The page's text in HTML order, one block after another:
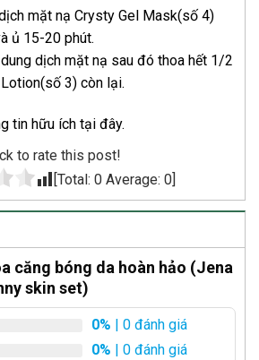
mặt nạ Crysty Gel Mask(số 4)
ủ 15-20 phút.
dịch mặt nạ sau đó thoa hết 1/2
3) còn lại.
tin hữu ích tại đây.
to rate this post!
[Total: 0Average: 0]
căng bóng da hoàn hảo (Jena
skin set)
0% | 0 đánh giá
0% | 0 đánh giá